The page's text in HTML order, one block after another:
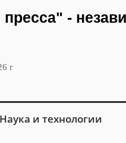
-
г
Наука и технологии